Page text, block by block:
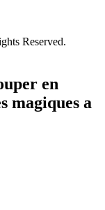
Reserved.
en
magiques a